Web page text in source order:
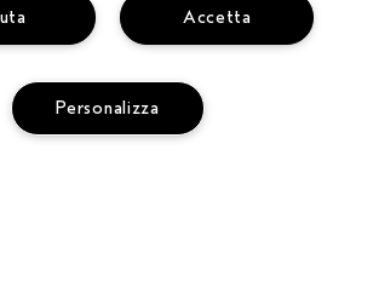
Accetta
Personalizza